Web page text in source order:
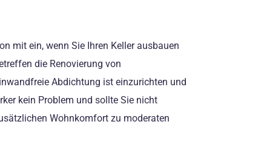
mit ein, wenn Sie Ihren Keller ausbauen
die Renovierung von
Abdichtung ist einzurichten und
kein Problem und sollte Sie nicht
Wohnkomfort zu moderaten